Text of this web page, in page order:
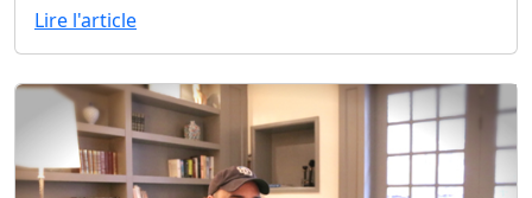
Lire l'article